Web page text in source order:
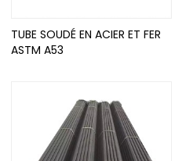
TUBE SOUDÉ EN ACIER ET FER
ASTM A53